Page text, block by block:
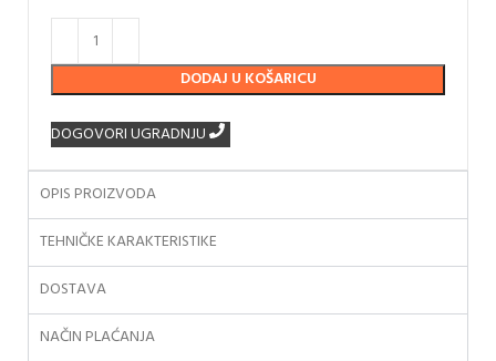
DODAJ U KOŠARICU
DOGOVORI UGRADNJU
OPIS PROIZVODA
TEHNIČKE KARAKTERISTIKE
DOSTAVA
NAČIN PLAĆANJA